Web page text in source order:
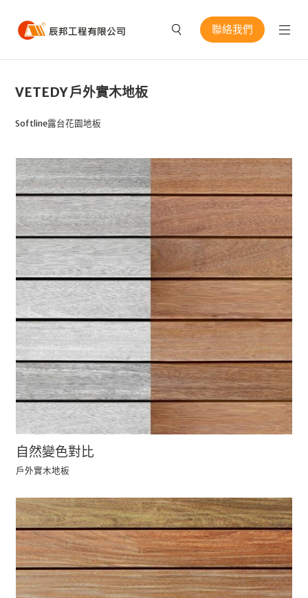
聯絡我們
VETEDY 戶外實木地板
Softline露台花園地板
自然變色對比
戶外實木地板